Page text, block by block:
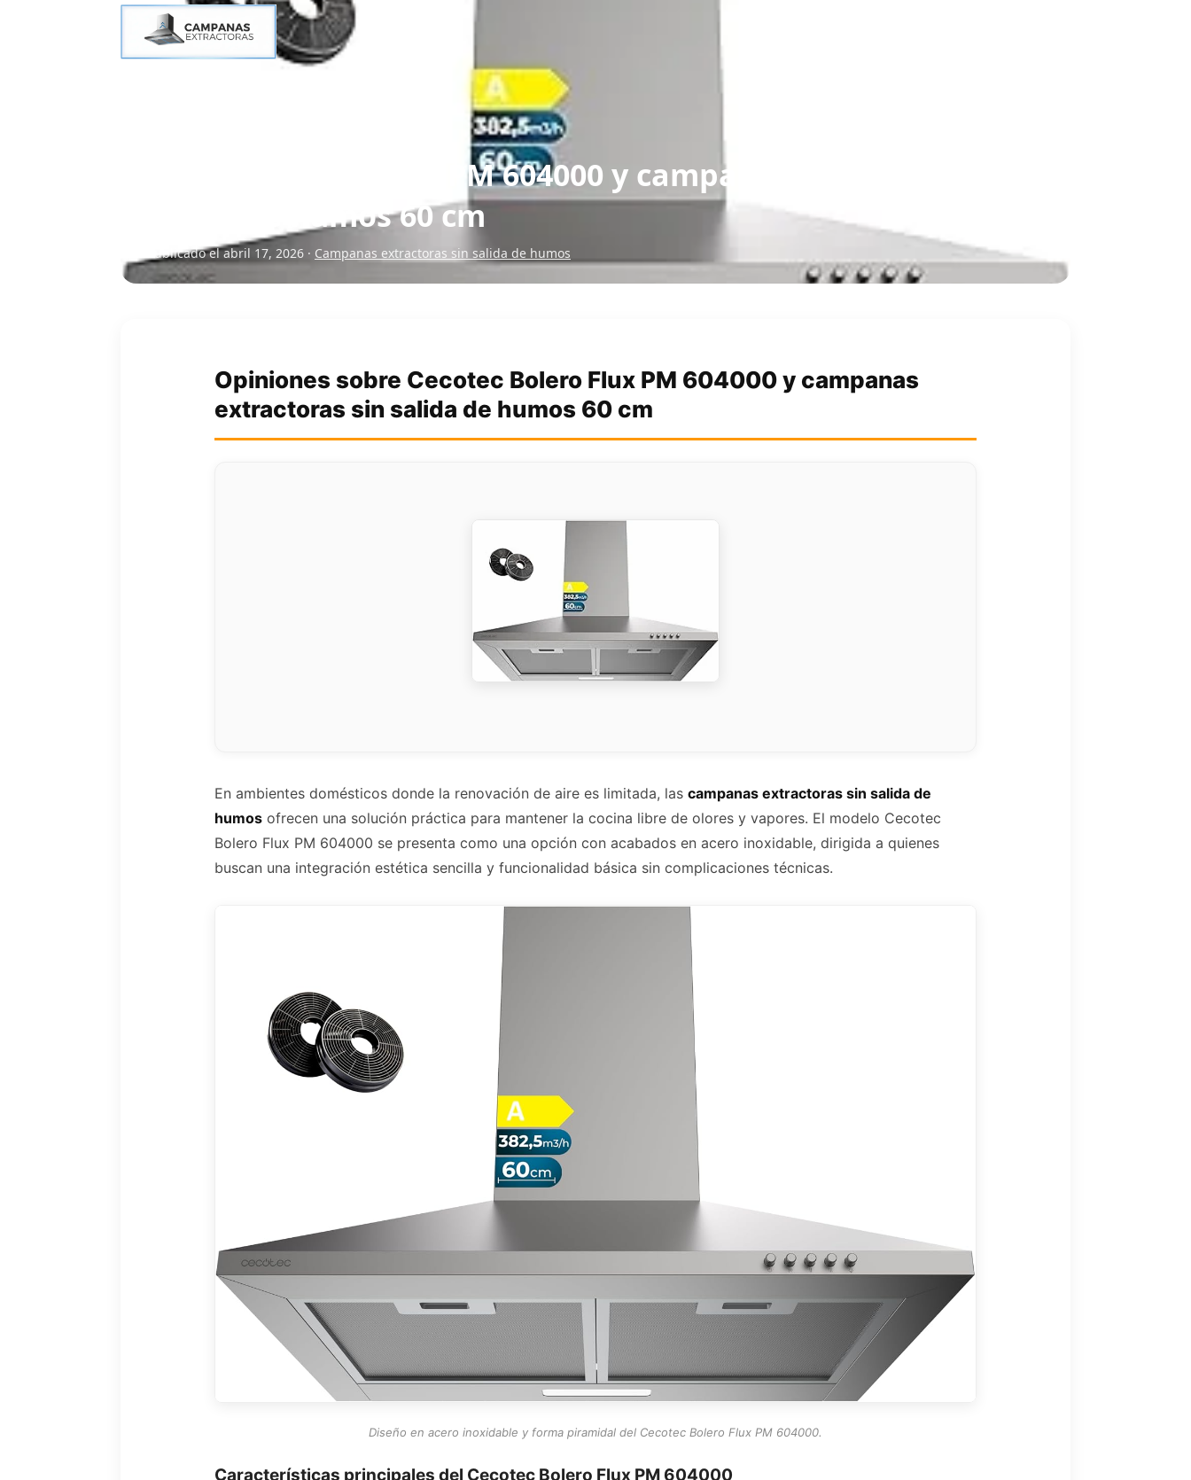
Cecotec Bolero Flux PM 604000 y campanas extractoras sin
salida de humos 60 cm
Publicado el abril 17, 2026 · Campanas extractoras sin salida de humos
Opiniones sobre Cecotec Bolero Flux PM 604000 y campanas
extractoras sin salida de humos 60 cm
En ambientes domésticos donde la renovación de aire es limitada, las campanas extractoras sin salida de
humos ofrecen una solución práctica para mantener la cocina libre de olores y vapores. El modelo Cecotec
Bolero Flux PM 604000 se presenta como una opción con acabados en acero inoxidable, dirigida a quienes
buscan una integración estética sencilla y funcionalidad básica sin complicaciones técnicas.
Diseño en acero inoxidable y forma piramidal del Cecotec Bolero Flux PM 604000.
Características principales del Cecotec Bolero Flux PM 604000